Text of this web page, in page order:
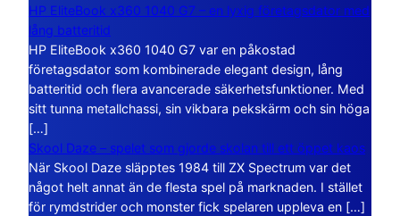
HP EliteBook x360 1040 G7 – en lyxig företagsdator med
lång batteritid
HP EliteBook x360 1040 G7 var en påkostad
företagsdator som kombinerade elegant design, lång
batteritid och flera avancerade säkerhetsfunktioner. Med
sitt tunna metallchassi, sin vikbara pekskärm och sin höga
[…]
Skool Daze – spelet som gjorde skolan till ett öppet kaos
När Skool Daze släpptes 1984 till ZX Spectrum var det
något helt annat än de flesta spel på marknaden. I stället
för rymdstrider och monster fick spelaren uppleva en […]